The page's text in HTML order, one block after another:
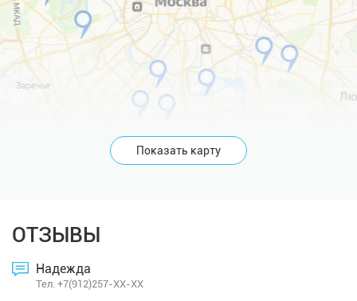
Показать карту
ОТЗЫВЫ
Надежда
Тел. +7(912)257-XX-XX